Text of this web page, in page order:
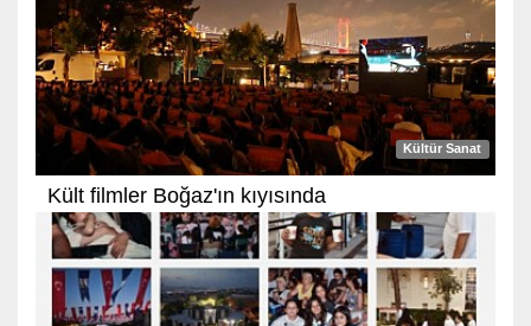
Kültür Sanat
Kült filmler Boğaz'ın kıyısında